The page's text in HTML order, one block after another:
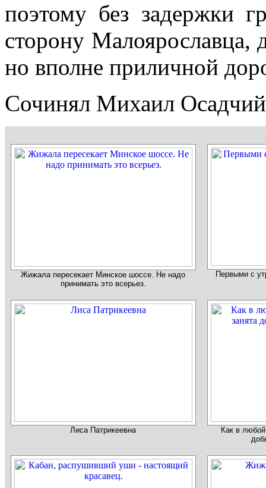
поэтому без задержки
сторону Малоярославца,
но вполне приличной
Сочинял Михаил Осадчий
Жижала пересекает Минское шоссе. Не надо
принимать это всерьез.
Первыми с
Лиса Патрикеевна
Как в